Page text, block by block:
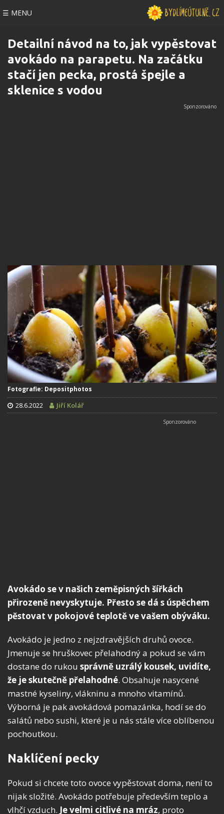
☰ MENU
Detailní návod na to, jak vypěstovat
avokádo na parapetu. Na začátku
stačí jen pecka, prostá špejle a
sklenice s vodou
Fotografie: Depositphotos
28.6.2022 Jiří Kolář
Avokádo se v našich zeměpisných šířkách
přirozeně nevyskytuje. Přesto se dá s úspěchem
pěstovat v pokojové teplotě ve vašem obýváku.
Avokádo je jedno z nejzdravějších druhů ovoce.
Jmenuje se hruškovec přelahodný a pokud se vám
dostane do rukou správně uzrálý kousek, uvidíte,
že je skutečně přelahodné. Obsahuje nasycené
mastné kyseliny, vlákninu a mnoho vitamínů.
Výborná je pak avokádová pomazánka, hodí se do
salátů nebo sushi, které je u nás stále více oblíbenou
pochoutkou.
Naklíčení pecky
Pokud si chcete toto ovoce vypěstovat doma, není to
nijak složité. Avokádo potřebuje především teplo a
vlhčí vzduch. Je velmi citlivé na mráz, proto